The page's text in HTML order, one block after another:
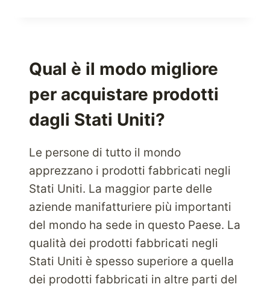
DAL
REGNO
UNITO?
Qual è il modo migliore
per acquistare prodotti
dagli Stati Uniti?
Le persone di tutto il mondo
apprezzano i prodotti fabbricati negli
Stati Uniti. La maggior parte delle
aziende manifatturiere più importanti
del mondo ha sede in questo Paese. La
qualità dei prodotti fabbricati negli
Stati Uniti è spesso superiore a quella
dei prodotti fabbricati in altre parti del